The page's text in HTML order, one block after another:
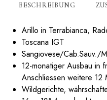
BESCHREIBUNG
Arillo in Terrabianca,
Toscana IGT
Sangiovese/Cab.Sauv./
12-monatiger Ausbau in
Anschliessen weitere 12
Wildgerichte,